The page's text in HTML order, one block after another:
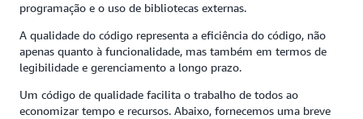
programação e o uso de bibliotecas externas.
A qualidade do código representa a eficiência do código, não
apenas quanto à funcionalidade, mas também em termos de
legibilidade e gerenciamento a longo prazo.
Um código de qualidade facilita o trabalho de todos ao
economizar tempo e recursos. Abaixo, fornecemos uma breve